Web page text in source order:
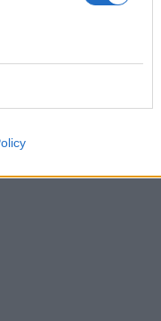
με τα εφάπαξ